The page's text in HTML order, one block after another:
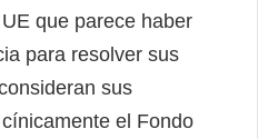
que parece haber
para resolver sus
sus
el Fondo